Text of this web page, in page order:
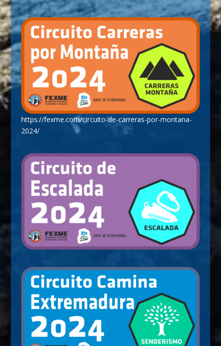
https://fexme.com/circuito-de-carreras-por-montana-
2024/